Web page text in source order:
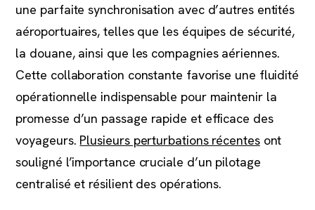
une parfaite synchronisation avec d’autres entités
aéroportuaires, telles que les équipes de sécurité,
la douane, ainsi que les compagnies aériennes.
Cette collaboration constante favorise une fluidité
opérationnelle indispensable pour maintenir la
promesse d’un passage rapide et efficace des
voyageurs. Plusieurs perturbations récentesont
souligné l’importance cruciale d’un pilotage
centralisé et résilient des opérations.